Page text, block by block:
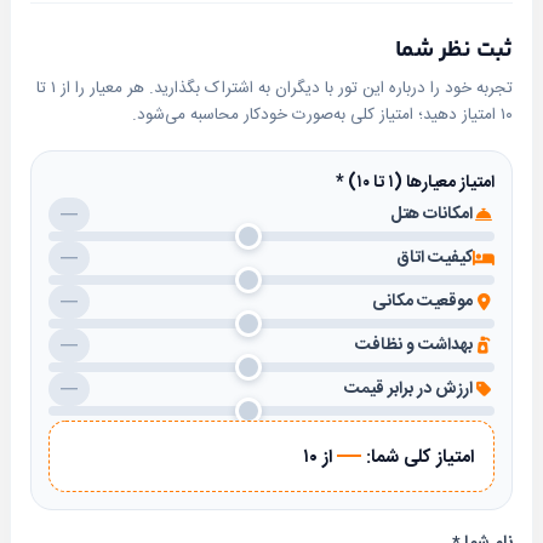
ثبت نظر شما
تجربه خود را درباره این تور با دیگران به اشتراک بگذارید. هر معیار را از ۱ تا
۱۰ امتیاز دهید؛ امتیاز کلی به‌صورت خودکار محاسبه می‌شود.
امتیاز معیارها (۱ تا ۱۰)
*
امکانات هتل
—
کیفیت اتاق
—
موقعیت مکانی
—
بهداشت و نظافت
—
ارزش در برابر قیمت
—
امتیاز کلی شما: —از ۱۰